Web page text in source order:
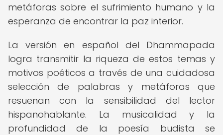
metáforas sobre el sufrimiento humano y la
esperanza de encontrar la paz interior.
La versión en español del Dhammapada
logra transmitir la riqueza de estos temas y
motivos poéticos a través de una cuidadosa
selección de palabras y metáforas que
resuenan con la sensibilidad del lector
hispanohablante. La musicalidad y la
profundidad de la poesía budista se